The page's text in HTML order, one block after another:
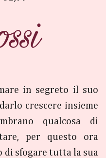
in segreto il suo
crescere insieme
qualcosa di
per questo ora
di sfogare tutta la sua